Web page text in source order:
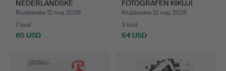
NEDERLÄNDSKE
FOTOGRAFEN BERTIEN …
Klubbades 12 maj 2026
7 bud
85 USD
FOTOGRAFEN KIKUJI
KAWAD…
Klubbades 12 maj 2026
3 bud
64 USD